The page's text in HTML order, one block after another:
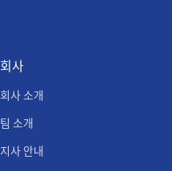
회사
회사 소개
팀 소개
지사 안내